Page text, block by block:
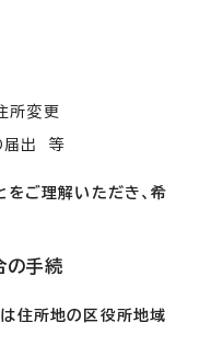
所変更
届出 等
をご理解いただき、希
の手続
住所地の区役所地域